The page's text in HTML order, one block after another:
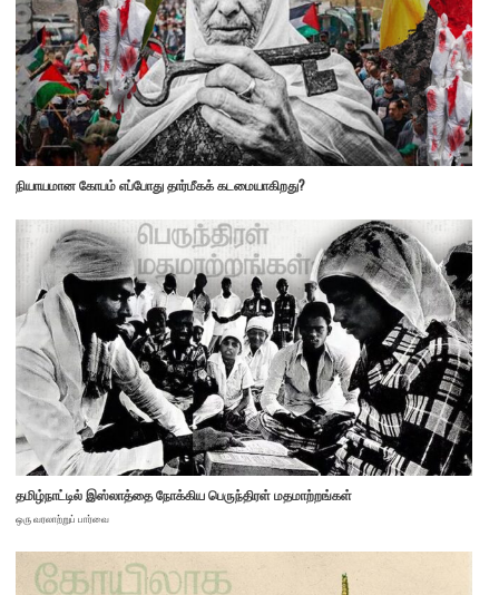
நியாயமான கோபம் எப்போது தார்மீகக் கடமையாகிறது?
தமிழ்நாட்டில் இஸ்லாத்தை நோக்கிய பெருந்திரள் மதமாற்றங்கள்
ஒரு வரலாற்றுப் பார்வை